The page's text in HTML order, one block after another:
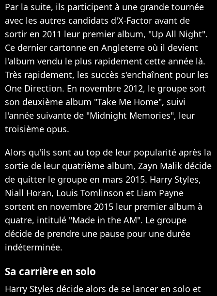
Par la suite, ils participent à une grande tournée
avec les autres candidats d'X-Factor avant de
sortir en 2011 leur premier album, "Up All Night".
Ce dernier cartonne en Angleterre où il devient
l'album vendu le plus rapidement cette année là.
Très rapidement, les succès s'enchaînent pour les
One Direction. En novembre 2012, le groupe sort
son deuxième album "Take Me Home", suivi
l'année suivante de "Midnight Memories", leur
troisième opus.
Alors qu'ils sont au top de leur popularité après la
sortie de leur quatrième album, Zayn Malik décide
de quitter le groupe en mars 2015. Harry Styles,
Niall Horan, Louis Tomlinson et Liam Payne
sortent en novembre 2015 leur premier album à
quatre, intitulé "Made in the AM". Le groupe
décide de prendre une pause pour une durée
indéterminée.
Sa carrière en solo
Harry Styles décide alors de se lancer en solo et